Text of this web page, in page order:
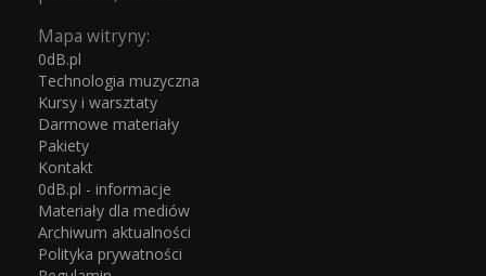
Mapa witryny:
0dB.pl
Technologia muzyczna
Kursy i warsztaty
Darmowe materiały
Pakiety
Kontakt
0dB.pl - informacje
Materiały dla mediów
Archiwum aktualności
Polityka prywatności